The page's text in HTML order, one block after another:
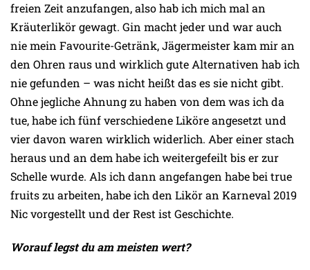
freien Zeit anzufangen, also hab ich mich mal an
Kräuterlikör gewagt. Gin macht jeder und war auch
nie mein Favourite-Getränk, Jägermeister kam mir an
den Ohren raus und wirklich gute Alternativen hab ich
nie gefunden – was nicht heißt das es sie nicht gibt.
Ohne jegliche Ahnung zu haben von dem was ich da
tue, habe ich fünf verschiedene Liköre angesetzt und
vier davon waren wirklich widerlich. Aber einer stach
heraus und an dem habe ich weitergefeilt bis er zur
Schelle wurde. Als ich dann angefangen habe bei true
fruits zu arbeiten, habe ich den Likör an Karneval 2019
Nic vorgestellt und der Rest ist Geschichte.
Worauf legst du am meisten wert?